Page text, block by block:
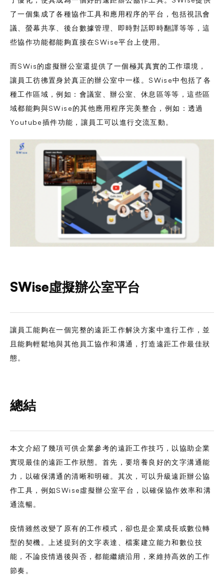
了一個集成了各種協作工具和應用程序的平台，包括視訊會
議、螢幕共享、後台數據管理、即時對話即時翻譯等等，這
些協作功能都能夠直接在SWise平台上使用。
而SWis的虛擬辦公室還提供了一個極其真實的工作環境，
讓員工彷彿置身於真正的辦公室中一樣。SWise中包括了各
種工作區域，例如：會議室、辦公室、休息區等等，這些區
域都能夠與SWise的其他應用程序完美整合，例如：透過
Youtube插件功能，讓員工可以進行交流互動。
SWise虛擬辦公室平台
讓員工能夠在一個完整的遠距工作解決方案中進行工作，並
且能夠輕鬆地與其他員工協作和溝通，打造遠距工作最佳狀
態。
總結
本文介紹了幾項可供企業參考的遠距工作技巧，以協助企業
實現最佳的遠距工作狀態。首先，要培養良好的文字溝通能
力，以確保溝通的清晰和明確。其次，可以升級遠距辦公協
作工具，例如SWise虛擬辦公室平台，以確保協作效率和溝
通流暢。
疫情雖然改變了原有的工作模式，卻也是企業成長或數位轉
型的契機。上述提到的文字表達、檔案建立能力和數位技
能，不論疫情過後與否，都能繼續沿用，來維持高效的工作
節奏。